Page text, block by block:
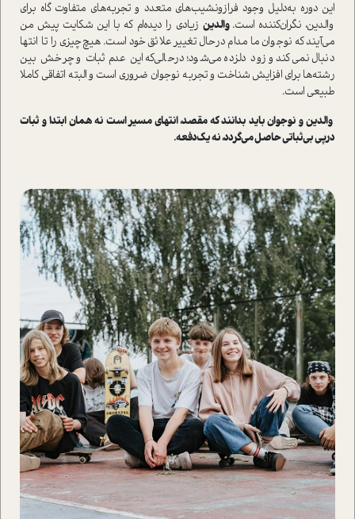
این دوره به‌دلیل وجود فرازونشیب‌های متعدد و تجربه‌های متفاوت گاه برای
والدین، نگران‌کننده ا‌ست.والدین زیادی را دیده‌ام که با این شکایت پیش من
می‌آیند که نوجوان ما مدام در‌حال تغییر علائق خود ا‌ست. هیچ‌چیزی را تا انتها
دنبال نمی‌کند و زود دلزده می‌شود؛ در‌حالی‌که این عدم ثبات و چرخش بین
رشته‌ها برای افزایش شناخت و تجربه نوجوان ضروری ا‌ست و البته اتفاقی کاملا
طبیعی ا‌ست.
والدین و نوجوان باید بدانند که مقصد، انتهای مسیر ا‌ست نه همان ابتدا و ثبات
درپی بی‌ثباتی حاصل می‌گردد، نه یک‌دفعه.